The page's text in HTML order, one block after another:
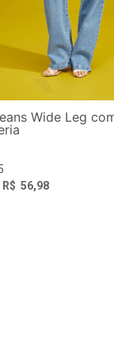
Wide Leg
R$ 56,98